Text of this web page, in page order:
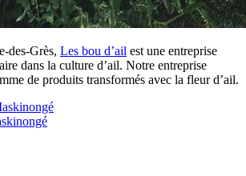
des-Grès, Les bou d’ail est une entreprise
dans la culture d’ail. Notre entreprise
de produits transformés avec la fleur d’ail.